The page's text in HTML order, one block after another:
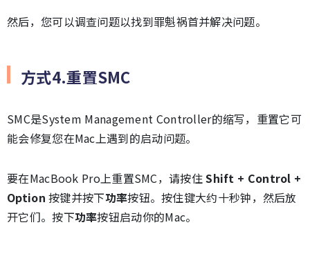
然后，您可以调查问题以找到罪魁祸首并解决问题。
方式4.重置SMC
SMC是System Management Controller的缩写，重置它可
能会修复您在Mac上遇到的启动问题。
要在MacBook Pro上重置SMC，请按住Shift + Control +
Option按键并按下功率按钮。按住键大约十秒钟，然后放
开它们。按下功率按钮启动你的Mac。